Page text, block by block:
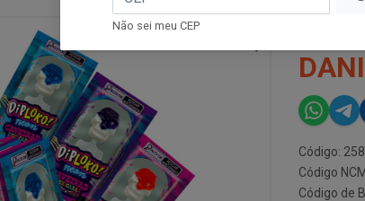
Código:
Código
Código de
Não sei meu CEP